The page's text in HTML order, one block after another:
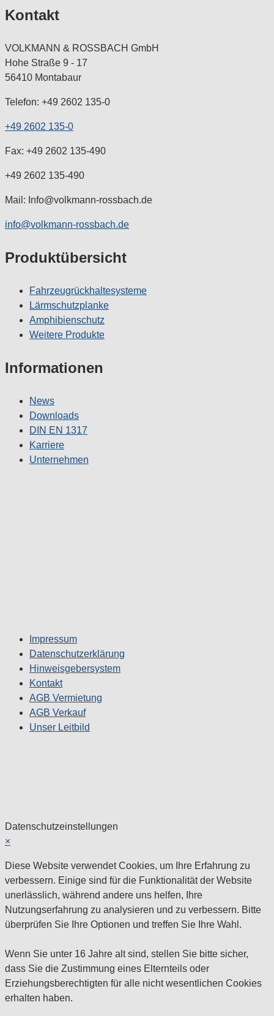
Kontakt
VOLKMANN & ROSSBACH GmbH
Hohe Straße 9 - 17
56410 Montabaur
Telefon: +49 2602 135-0
+49 2602 135-0
Fax: +49 2602 135-490
+49 2602 135-490
Mail: Info@volkmann-rossbach.de
info@volkmann-rossbach.de
Produktübersicht
Fahrzeugrückhaltesysteme
Lärmschutzplanke
Amphibienschutz
Weitere Produkte
Informationen
News
Downloads
DIN EN 1317
Karriere
Unternehmen
Impressum
Datenschutzerklärung
Hinweisgebersystem
Kontakt
AGB Vermietung
AGB Verkauf
Unser Leitbild
Datenschutzeinstellungen
×
Diese Website verwendet Cookies, um Ihre Erfahrung zu
verbessern. Einige sind für die Funktionalität der Website
unerlässlich, während andere uns helfen, Ihre
Nutzungserfahrung zu analysieren und zu verbessern. Bitte
überprüfen Sie Ihre Optionen und treffen Sie Ihre Wahl.
Wenn Sie unter 16 Jahre alt sind, stellen Sie bitte sicher,
dass Sie die Zustimmung eines Elternteils oder
Erziehungsberechtigten für alle nicht wesentlichen Cookies
erhalten haben.